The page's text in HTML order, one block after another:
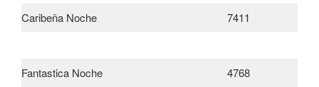
Caribeña Noche
7411
Fantastica Noche 4768